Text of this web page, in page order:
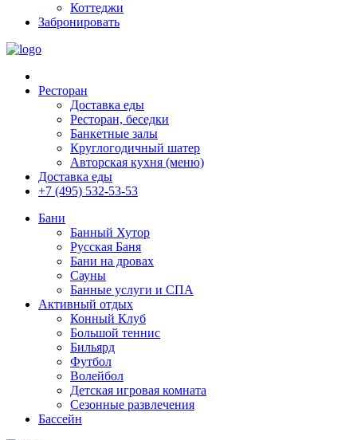
Коттеджи
Забронировать
Ресторан
Доставка еды
Ресторан, беседки
Банкетные залы
Круглогодичный шатер
Авторская кухня (меню)
Доставка еды
+7 (495) 532-53-53
Бани
Банный Хутор
Русская Баня
Бани на дровах
Сауны
Банные услуги и СПА
Активный отдых
Конный Клуб
Большой теннис
Бильярд
Футбол
Волейбол
Детская игровая комната
Сезонные развлечения
Бассейн